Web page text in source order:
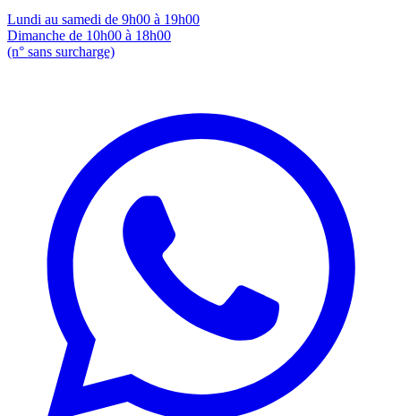
Lundi au samedi de 9h00 à 19h00
Dimanche de 10h00 à 18h00
(n° sans surcharge)